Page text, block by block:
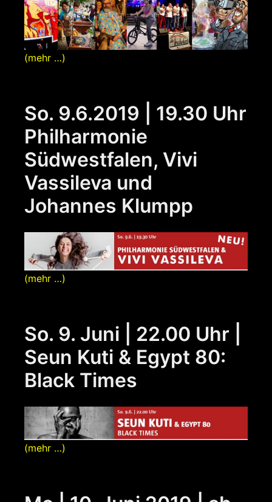
(mehr …)
So. 9.6.2019 | 19.30 Uhr
Philharmonie
Südwestfalen, Vivi
Vassileva und
Johannes Klumpp
(mehr …)
So. 9. Juni | 22.00 Uhr |
Seun Kuti & Egypt 80:
Black Times
(mehr …)